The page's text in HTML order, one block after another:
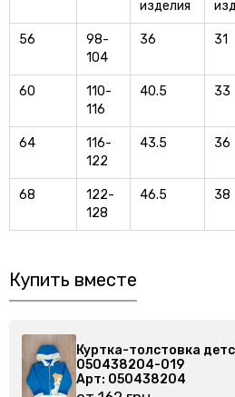
изделия
56
98-
104
36 31
60
110-
116
40.5 33
64
116-
122
43.5 36
68
122-
128
46.5 38
Купить вместе
Куртка-
Арт: